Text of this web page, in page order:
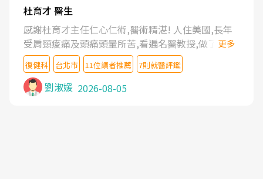
杜育才 醫生
感謝杜育才主任仁心仁術,醫術精湛! 人住美國,長年
受肩頸痠痛及頭痛頭暈所苦,看遍名醫教授,做了各種
檢查,也嘗試過西醫打針,中醫針灸及物理徒手治療都
沒有用,後來連吃到嗎啡類止痛藥都效果有限,只是壓
症狀,沒多久就痛起來,多年失眠嚴重影響生活品質.
台灣親友介紹忠孝醫院杜育才主任是頸頭症候群專
更多
復健科 台北市 11位讀者推薦 7則就醫評鑑
劉淑媛 2026-08-05